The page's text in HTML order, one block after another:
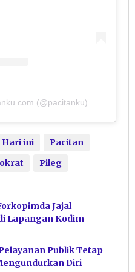
(@pacitanku)
Hari ini
Pacitan
Pileg
Jajal
Lapangan Kodim
Publik Tetap
Diri